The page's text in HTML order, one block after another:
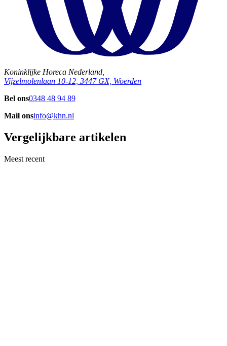
Koninklijke Horeca Nederland,
Vijzelmolenlaan 10-12, 3447 GX, Woerden
Bel ons0348 48 94 89
Mail onsinfo@khn.nl
Vergelijkbare artikelen
Meest recent